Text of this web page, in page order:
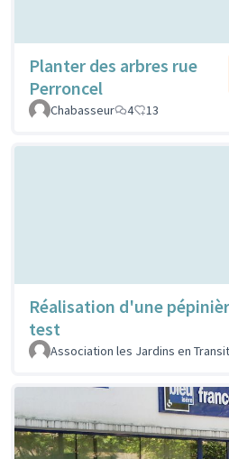
Planter des arbres rue
Perroncel
Chabasseur
4 13
Réalisation d'une
test
Association les Jardins en